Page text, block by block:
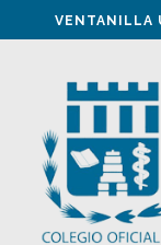
VENTANILLA